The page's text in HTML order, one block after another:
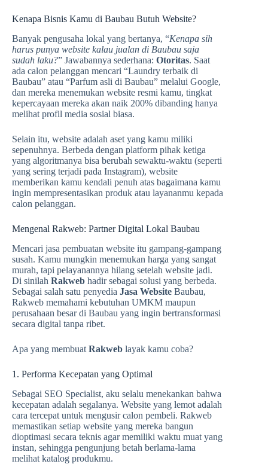
Kenapa Bisnis Kamu di Baubau Butuh Website?
Banyak pengusaha lokal yang bertanya, “Kenapa sih
harus punya website kalau jualan di Baubau saja
sudah laku?” Jawabannya sederhana: Otoritas. Saat
ada calon pelanggan mencari “Laundry terbaik di
Baubau” atau “Parfum asli di Baubau” melalui Google,
dan mereka menemukan website resmi kamu, tingkat
kepercayaan mereka akan naik 200% dibanding hanya
melihat profil media sosial biasa.
Selain itu, website adalah aset yang kamu miliki
sepenuhnya. Berbeda dengan platform pihak ketiga
yang algoritmanya bisa berubah sewaktu-waktu (seperti
yang sering terjadi pada Instagram), website
memberikan kamu kendali penuh atas bagaimana kamu
ingin mempresentasikan produk atau layananmu kepada
calon pelanggan.
Mengenal Rakweb: Partner Digital Lokal Baubau
Mencari jasa pembuatan website itu gampang-gampang
susah. Kamu mungkin menemukan harga yang sangat
murah, tapi pelayanannya hilang setelah website jadi.
Di sinilah Rakweb hadir sebagai solusi yang berbeda.
Sebagai salah satu penyedia Jasa Website Baubau,
Rakweb memahami kebutuhan UMKM maupun
perusahaan besar di Baubau yang ingin bertransformasi
secara digital tanpa ribet.
Apa yang membuat Rakweb layak kamu coba?
1. Performa Kecepatan yang Optimal
Sebagai SEO Specialist, aku selalu menekankan bahwa
kecepatan adalah segalanya. Website yang lemot adalah
cara tercepat untuk mengusir calon pembeli. Rakweb
memastikan setiap website yang mereka bangun
dioptimasi secara teknis agar memiliki waktu muat yang
instan, sehingga pengunjung betah berlama-lama
melihat katalog produkmu.